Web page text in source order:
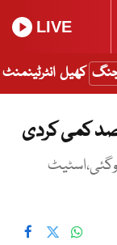
LIVE
جنگ کھیل انٹرٹینمنٹ
ہوکر 11 فیصد ہوگئی،اسٹیٹ